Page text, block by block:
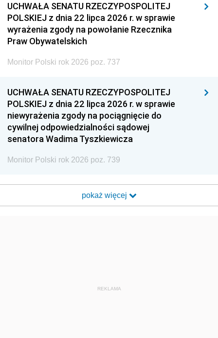
UCHWAŁA SENATU RZECZYPOSPOLITEJ
POLSKIEJ z dnia 22 lipca 2026 r. w sprawie
wyrażenia zgody na powołanie Rzecznika
Praw Obywatelskich
Monitor Polski rok 2026 poz. 737
UCHWAŁA SENATU RZECZYPOSPOLITEJ
POLSKIEJ z dnia 22 lipca 2026 r. w sprawie
niewyrażenia zgody na pociągnięcie do
cywilnej odpowiedzialności sądowej
senatora Wadima Tyszkiewicza
Monitor Polski rok 2026 poz. 739
pokaż więcej
REKLAMA